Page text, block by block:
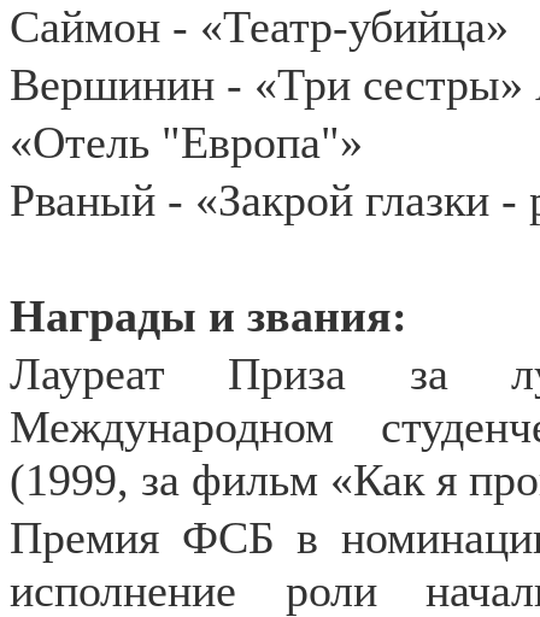
Саймон - «Театр-убийца»
Вершинин - «Три
«Отель "Европа"»
Рваный - «Закрой глазки -
Награды и звания:
Лауреат Приза за
Международном
(1999, за фильм «Как я
Премия ФСБ в
исполнение роли